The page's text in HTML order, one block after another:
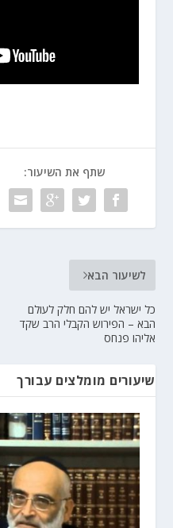
שתף את השיעור:
לשיעור הבא
כל ישראל יש להם חלק לעולם
הבא – הפירוש הקבלי הרב שקד
אליהו פנחס
שיעורים מומלצים עבורך